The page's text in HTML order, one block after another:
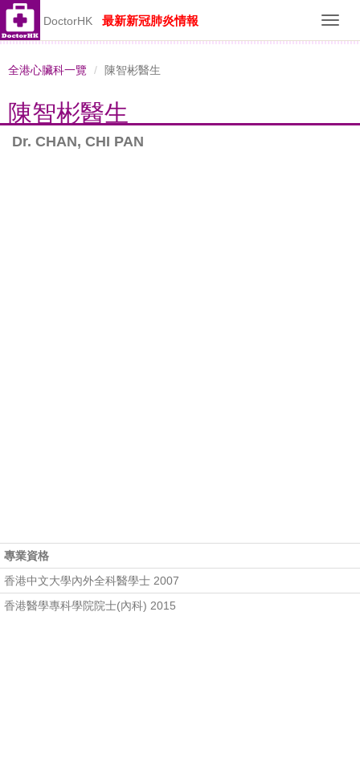
DoctorHK 最新新冠肺炎情報
全港心臟科一覽 陳智彬醫生
陳智彬醫生
Dr. CHAN, CHI PAN
專業資格
香港中文大學內外全科醫學士 2007
香港醫學專科學院院士(內科) 2015